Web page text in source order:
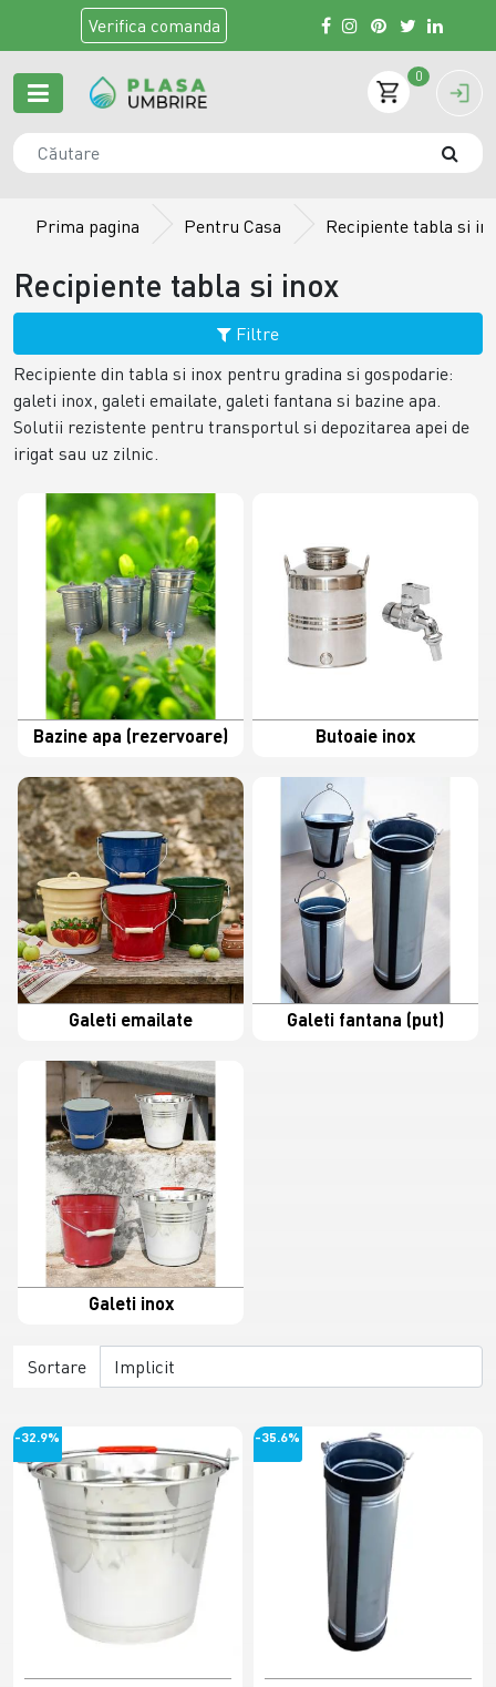
Verifica comanda
0
Prima pagina Pentru Casa Recipiente tabla si
Recipiente tabla si inox
Filtre
Recipiente din tabla si inox pentru gradina si gospodarie:
galeti inox, galeti emailate, galeti fantana si bazine apa.
Solutii rezistente pentru transportul si depozitarea apei de
irigat sau uz zilnic.
Bazine apa (rezervoare) Butoaie inox
Galeti emailate Galeti fantana (put)
Galeti inox
Sortare
-32.9% -35.6%